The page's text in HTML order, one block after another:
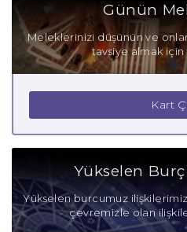
Balık Burcu
Balık Burcu
Balık Burcu
Balık Burcu
Anne
Baba
Günün
Meleklerinizi düşünün ve
tavsiye almak için
Kart
Yükselen
Yükselen burcumuz
çevremizle olan